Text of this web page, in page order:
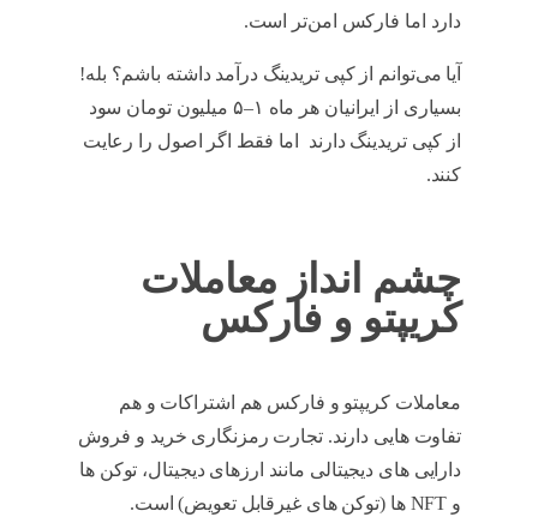
دارد اما فارکس امن‌تر است.
آیا می‌توانم از کپی تریدینگ درآمد داشته باشم؟ بله!
بسیاری از ایرانیان هر ماه ۱–۵ میلیون تومان سود
از کپی تریدینگ دارند اما فقط اگر اصول را رعایت
کنند.
چشم انداز معاملات
کریپتو و فارکس
معاملات کریپتو و فارکس هم اشتراکات و هم
تفاوت هایی دارند. تجارت رمزنگاری خرید و فروش
دارایی های دیجیتالی مانند ارزهای دیجیتال، توکن ها
و NFT ها (توکن های غیرقابل تعویض) است.